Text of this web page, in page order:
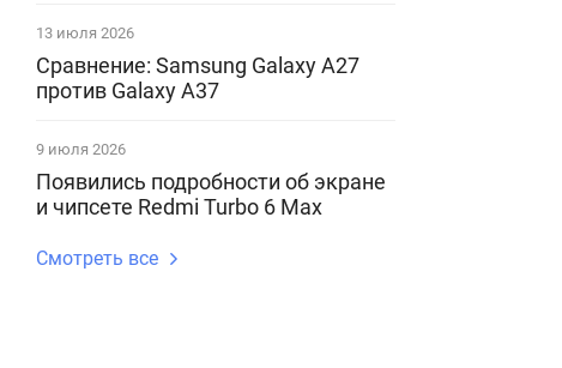
13 июля 2026
Сравнение: Samsung Galaxy A27
против Galaxy A37
9 июля 2026
Появились подробности об экране
и чипсете Redmi Turbo 6 Max
Смотреть все